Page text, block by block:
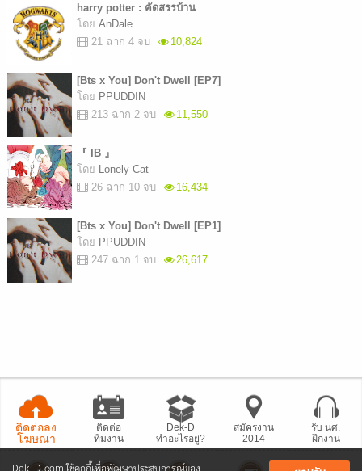
harry potter : คัดสรรบ้าน
โดย AnDale
21 ฉาก 4 จบ
10,824
[Bts x You] Don't Dwell [EP7]
โดย PPUDDIN
213 ฉาก 2 จบ
11,550
『 IB 』
โดย
Lonely Cat
26 ฉาก 10 จบ
16,434
[Bts x You] Don't Dwell [EP1]
โดย PPUDDIN
247 ฉาก 1 จบ
26,617
ติดต่อลง
โฆษณา
ติดต่อ
ทีมงาน
Dek-D
ทำอะไรอยู่?
สมัครงาน
2014
รับ นศ.
ฝึกงาน